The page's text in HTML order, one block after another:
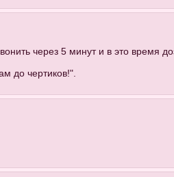
через 5 минут и в это время
до чертиков!".